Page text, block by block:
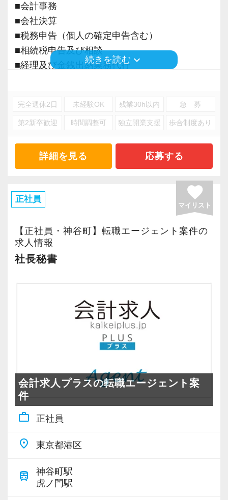
るサポート体制はどうですか？
A．基礎の基礎から、少し応用したところまで、
様々な研修を用意してくださっていました。税
務に関するものだけでなく、使用する会計ソフ
トの勉強をする機会もあり、業務全般がまんべ
Q．求職者へ向けて、この事務所の魅力を一言
でお願いします
めます。周りの方々も優しいため「おいていか
れる」「何をしてよいかわからず固まってしま
Q．入社後、どのようなステップで仕事を覚
え、成長していますか？
A．最初は基礎的な入力を各会計ソフトの使い方
を覚えつつ行います。その後、少しずつ複雑な
ての入力を行えるようになりました
Q．将来的に目指している目標（例：税理士資
格取得、管理職など）と、そのために事務所が
提供しているサポートはありますか？
ます。朝、事務所で勉強をするためのスペース
を確保してくださったり、試験前には勉強用の
休暇をつけていただいたりと、手厚いサポート
をいただいています
【代表より】
「お客様の喜びを自分の喜びにできる人」「あ
Q．入社前のイメージや説明と、入社後のギャ
ップはありましたか？
A．面接で事務所に伺った時は、働いている方全
員がスペシャリストに感じ、仕事についていけ
きな案件に多く携わることができ、とても満足
しています
Q．仕事の一番のやりがいは何ですか？
A．顧問先から大きな信頼を寄せていただき、自
分の仕事に喜んでいただけた時に、とてもやり
がいを感じます
Q．事務所の雰囲気を率直に教えてください
A．各専門分野ごとにチームを組み、日々情報を
共有しながら協力して業務を進めています
Q．上司はどのような方ですか？
A．常に目を配り、学ぶ機会を積極的に与えてく
ださるよい上司だと思います
Q．入社後に身についたスキルや、成長を感じ
A．オフィスが六本木という土地柄、顧問先に取
引規模が大きい会社も多くあり、税務の知識経
験がより深まったと感じます
るサポート体制はどうですか？
多く受講しています。また顧問先の課題につい
てチーム全員で話し合う場も設けられており、
客対応に集中することで、
サービスの質向上と生産性の両立を図る経営戦
略です。
【お客様の特徴】
サービス、仮想通貨、美容・サロン、医療、不
動産、貿易、その他サービス業と多岐にわた
また六本木という土地柄、取引規模が大きい取
引を行うこともあり、様々な経験を積むことが
出来ます。
業務についても税務会計、確定申告代行、会社
設立、資金調達、相続税申告、M&A等、幅広い
サービスを提供しています。
月に1～2回、パート・アルバイトスタッフが中
心となり、実務に直結する社内研修を実施して
います。（例：Excelスキルアップ、会計ソフ
ト/クラウド会計の活用法など）
という考えに基づき、チーム・個人のレベルア
ップのため研修を充実させています。
～合同会議での調整～
毎週月曜日のスタッフ合同会議で、各担当者の
仕事を共有し、全員でスケジューリングと業務
の割り振りを行います。
これにより、一人ひとりのスケジュールや案件
■会計事務
■会社決算
■税務申告（個人の確定申告含む）
■相続税申告及び相談
■経理及び金銭出納業務代行
す。
続きを読む keyboard_arrow_down
完全週休2日 未経験OK 残業30h以内 急 募
第2新卒歓迎 時間調整可 独立開業支援 歩合制度あり
詳細を見る 応募する
正社員 favorite
マイリスト
【正社員・神谷町】転職エージェント案件の
求人情報
社長秘書
会計求人プラスの転職エージェント案
件
work_outline 正社員
place 東京都港区
train
神谷町駅
虎ノ門駅